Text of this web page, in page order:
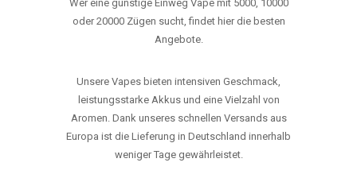
Wer eine günstige Einweg Vape mit 5000, 10000
oder 20000 Zügen sucht, findet hier die besten
Angebote.
Unsere Vapes bieten intensiven Geschmack,
leistungsstarke Akkus und eine Vielzahl von
Aromen. Dank unseres schnellen Versands aus
Europa ist die Lieferung in Deutschland innerhalb
weniger Tage gewährleistet.